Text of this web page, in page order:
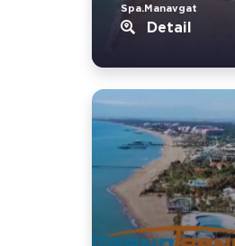
Spa.Manavgat
Detail